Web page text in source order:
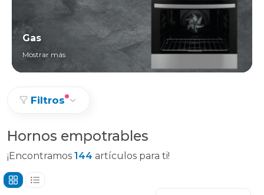
Gas
Mostrar más
Filtros
Hornos empotrables
¡Encontramos 144 artículos para ti!